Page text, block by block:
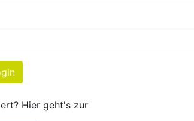
Hier geht's zur